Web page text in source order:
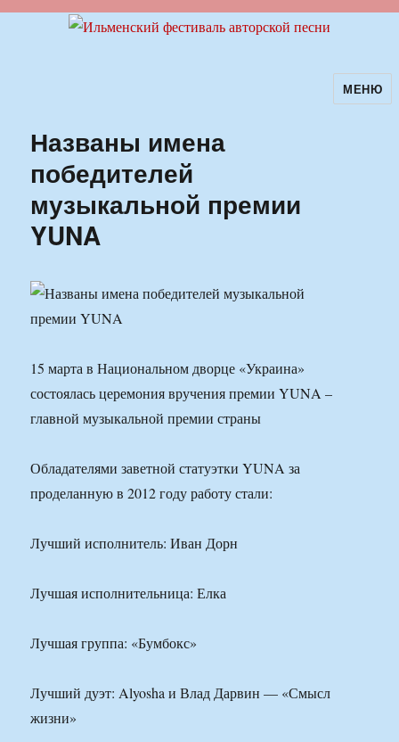
Ильменский фестиваль авторскойМЕНЮ
Названы имена
победителей
музыкальной премии
YUNA
15 марта в Национальном дворце «Украина»
состоялась церемония вручения премии YUNA –
главной музыкальной премии страны
Обладателями заветной статуэтки YUNA за
проделанную в 2012 году работу стали:
Лучший исполнитель: Иван Дорн
Лучшая исполнительница: Елка
Лучшая группа: «Бумбокс»
Лучший дуэт: Alyosha и Влад Дарвин — «Смысл
жизни»